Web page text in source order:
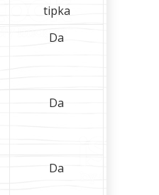
tipka
Da
Da
Da